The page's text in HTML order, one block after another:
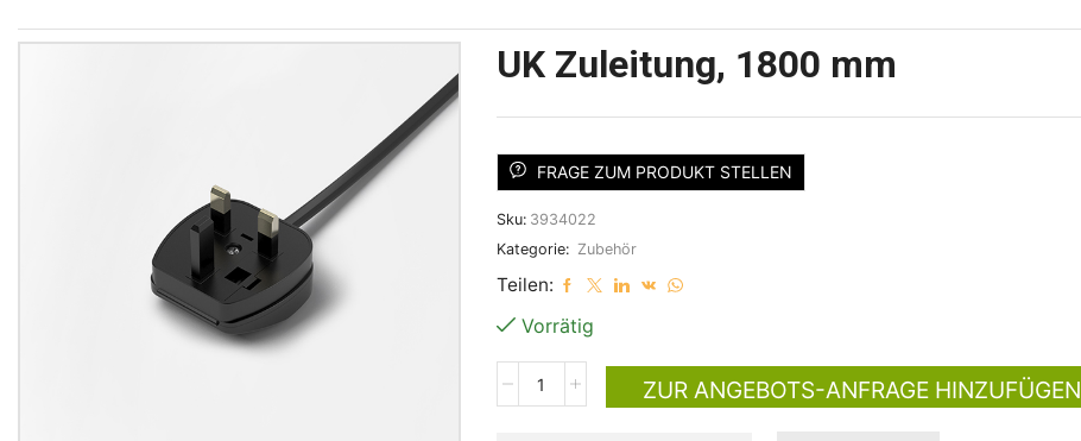
UK Zuleitung, 1800 mm
FRAGE ZUM PRODUKT STELLEN
Sku: 3934022
Kategorie: Zubehör
Teilen:
Vorrätig
ZUR ANGEBOTS-ANFRAGE HINZUFÜGEN